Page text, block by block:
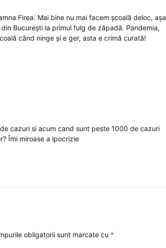
Firea. Mai bine nu mai facem școală deloc, așa
București la primul fulg de zăpadă. Pandemia,
când ninge și e ger, asta e crimă curată!
cazuri si acum cand sunt peste 1000 de cazuri
Îmi miroase a ipocrizie
obligatorii sunt marcate cu *